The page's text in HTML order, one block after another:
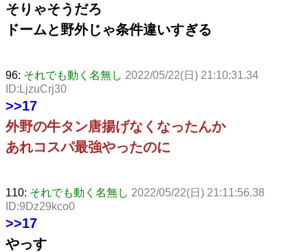
そりゃそうだろ
ドームと野外じゃ条件違いすぎる
96: それでも動く名無し 2022/05/22(日) 21:10:31.34
ID:LjzuCrj30
>>17
外野の牛タン唐揚げなくなったんか
あれコスパ最強やったのに
110: それでも動く名無し 2022/05/22(日) 21:11:56.38
ID:9Dz29kco0
>>17
やっす